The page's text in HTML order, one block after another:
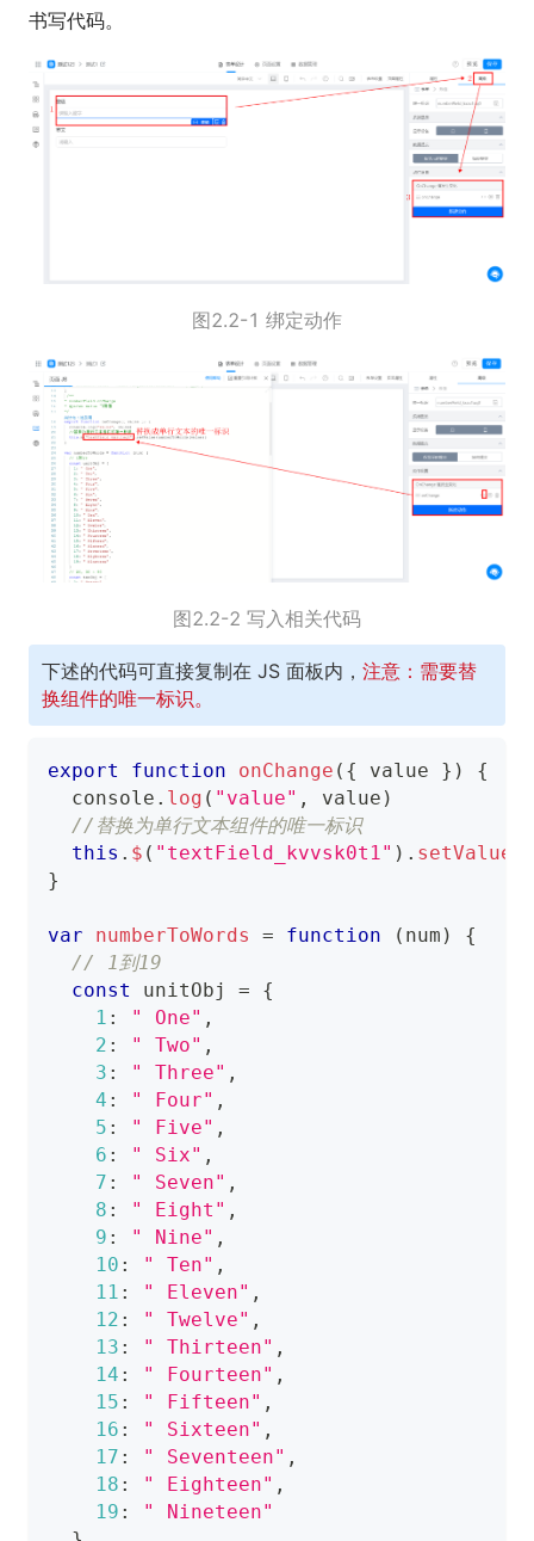
书写代码。
图2.2-1 绑定动作
图2.2-2 写入相关代码
下述的代码可直接复制在 JS 面板内， 注意：需要替
换组件的唯一标识。
export function onChange ( { value } )
{
console . log ( "value" , value )
//替换为单行文本组件的唯一标识
this . $ ( "textField_kvvsk0t1" ) . setValue
}
var numberToWords = function ( num )
{
// 1到19
const
unitObj =
{
1 : " One" ,
2 : " Two" ,
3 : " Three" ,
4 : " Four" ,
5 : " Five" ,
6 : " Six" ,
7 : " Seven" ,
8 : " Eight" ,
9 : " Nine" ,
10 : " Ten" ,
11 : " Eleven" ,
12 : " Twelve" ,
13 : " Thirteen" ,
14 : " Fourteen" ,
15 : " Fifteen" ,
16 : " Sixteen" ,
17 : " Seventeen" ,
18 : " Eighteen" ,
19 :
" Nineteen"